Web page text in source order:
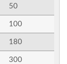
50
100
180
300